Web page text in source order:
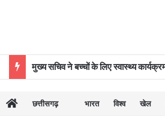
छत्तीसगढ़ भारत विश्व खेल